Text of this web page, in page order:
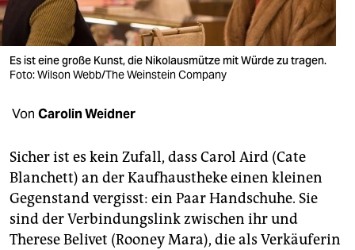
verlag
verlag
veranstaltungen
shop
unterstützen
abo
genossenschaft
Es ist eine große Kunst, die Nikolausmütze mit Würde zu tragen.
Foto: Wilson Webb/The Weinstein Company
Von Carolin Weidner
Sicher ist es kein Zufall, dass Carol Aird (Cate
Blanchett) an der Kaufhaustheke einen kleinen
Gegenstand vergisst: ein Paar Handschuhe. Sie
sind der Verbindungslink zwischen ihr und
Therese Belivet (Rooney Mara), die als Verkäuferin